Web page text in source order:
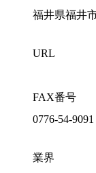
福井県福井
URL
FAX番号
0776-54-9091
業界